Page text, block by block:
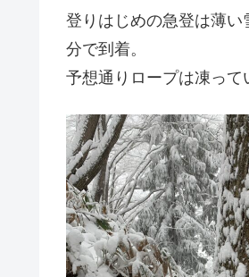
登りはじめの急登は薄
分で到着。
予想通りロープは凍って